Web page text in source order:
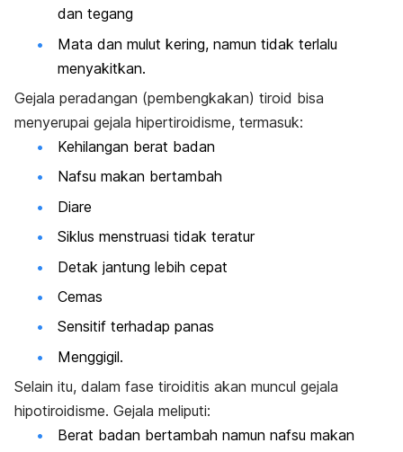
dan tegang
Mata dan mulut kering, namun tidak terlalu
menyakitkan.
Gejala peradangan (pembengkakan) tiroid bisa
menyerupai gejala hipertiroidisme, termasuk:
Kehilangan berat badan
Nafsu makan bertambah
Diare
Siklus menstruasi tidak teratur
Detak jantung lebih cepat
Cemas
Sensitif terhadap panas
Menggigil.
Selain itu, dalam fase tiroiditis akan muncul gejala
hipotiroidisme. Gejala meliputi:
Berat badan bertambah namun nafsu makan